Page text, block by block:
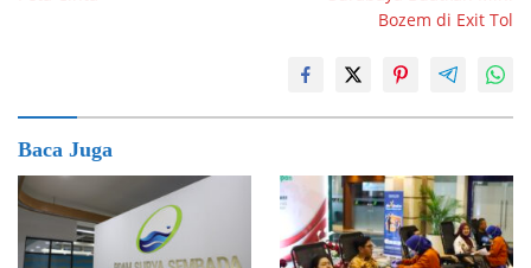
Bozem di Exit Tol
Baca Juga